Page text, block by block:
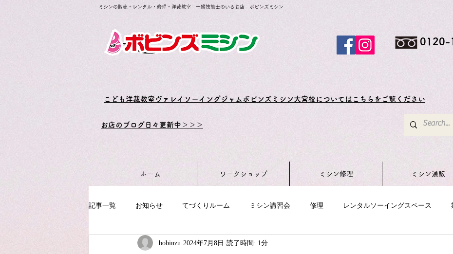
ミシンの販売・レンタル・修理・洋裁教室 一級技能士のいるお店 ボビンズミシン
0120-
​こども洋裁教室ヴァレイソーイングジャムボビンズミシン大宮校についてはこちらをご覧ください
お店のブログ日々更新中＞＞＞
ホーム ワークショップ ミシン修理 ミシン通販
記事一覧 お知らせ てづくりルーム ミシン講習会 修理 レンタルソーイングスペース
ソーイング教室 夏休みこどもソーイング教室
bobinzu 2024年7月8日 読了時間: 1分